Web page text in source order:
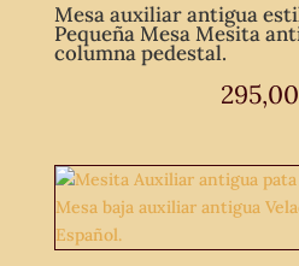
Mesa auxiliar antigua
Pequeña Mesa Mesita
columna pedestal.
295,00